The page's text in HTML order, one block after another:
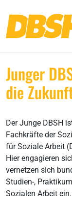
Junger
die
Der Junge DBSH
Fachkräfte der
für Soziale Arbeit
Hier engagieren
vernetzen sich
Studien-,
Sozialen Arbeit ein.